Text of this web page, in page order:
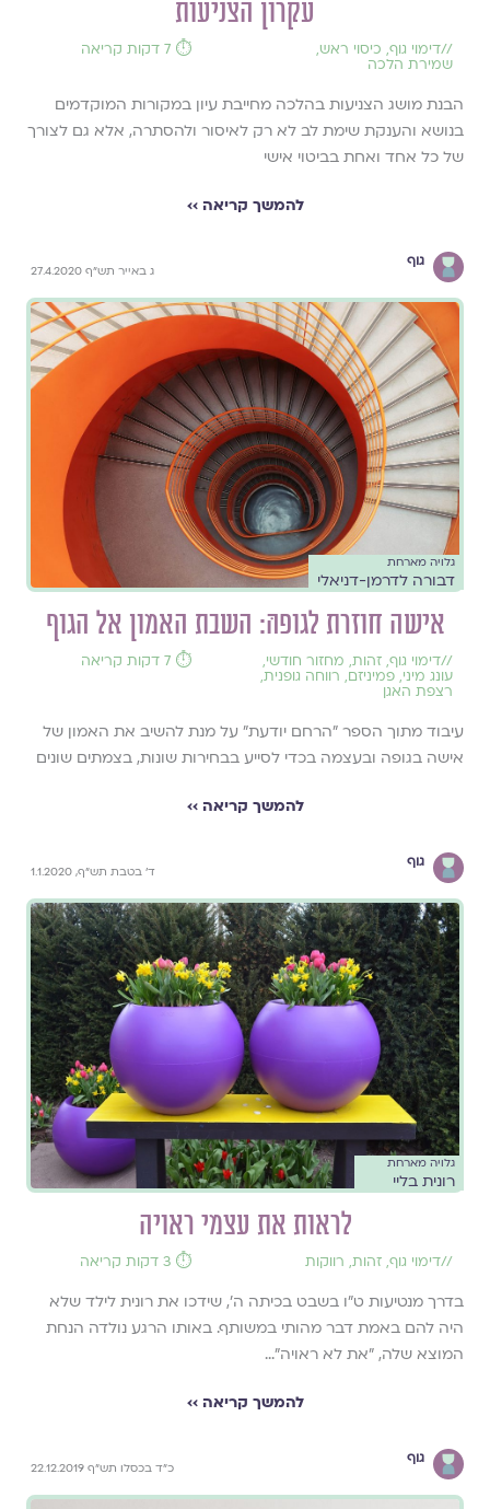
עקרון הצניעות
//דימוי גוף, כיסוי ראש,
שמירת הלכה
⏱️ 7 דקות קריאה
הבנת מושג הצניעות בהלכה מחייבת עיון במקורות המוקדמים
בנושא והענקת שימת לב לא רק לאיסור ולהסתרה, אלא גם לצורך
של כל אחד ואחת בביטוי אישי
להמשך קריאה ››
גוף
ג באייר תש"ף 27.4.2020
גלויה מארחת
דבורה לדרמן-דניאלי
אישה חוזרת לגופהּ: השבת האמון אל הגוף
//דימוי גוף, זהות, מחזור חודשי,
עונג מיני, פמיניזם, רווחה גופנית,
רצפת האגן
⏱️ 7 דקות קריאה
עיבוד מתוך הספר "הרחם יודעת" על מנת להשיב את האמון של
אישה בגופה ובעצמה בכדי לסייע בבחירות שונות, בצמתים שונים
להמשך קריאה ››
גוף
ד' בטבת תש"ף, 1.1.2020
גלויה מארחת
רונית בליי
לראות את עצמי ראויה
//דימוי גוף, זהות, רווקות ⏱️ 3 דקות קריאה
בדרך מנטיעות ט"ו בשבט בכיתה ה', שידכו את רונית לילד שלא
היה להם באמת דבר מהותי במשותף. באותו הרגע נולדה הנחת
המוצא שלה, "את לא ראויה"...
להמשך קריאה ››
גוף
כ"ד בכסלו תש"ף 22.12.2019